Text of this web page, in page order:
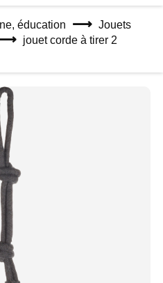
éducation
Jouets
jouet corde à tirer 2